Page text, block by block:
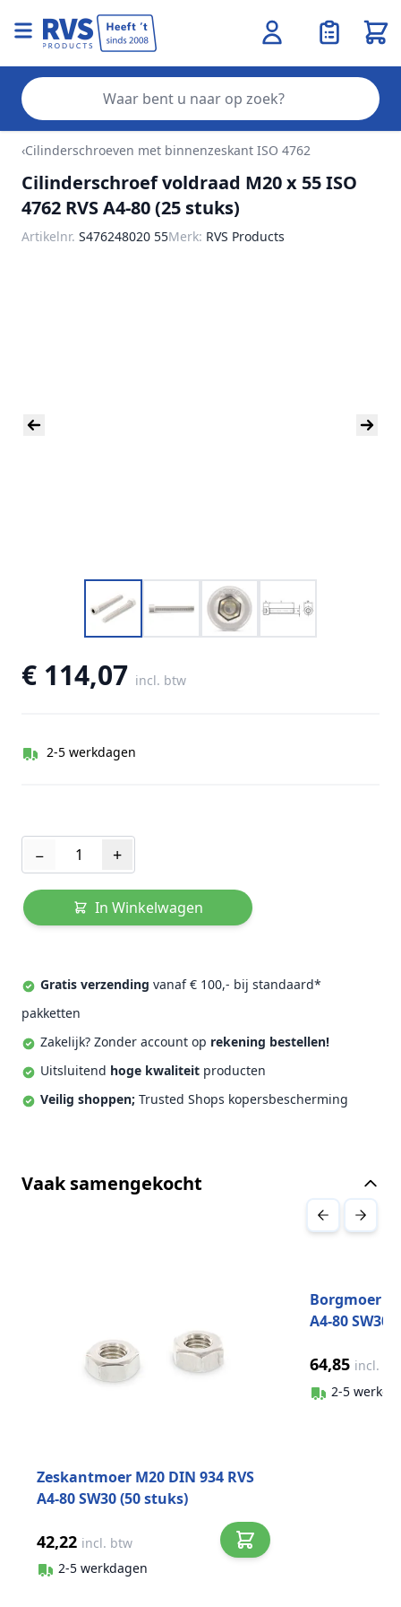
Ga naar de inhoud
‹Cilinderschroeven met binnenzeskant ISO 4762
Cilinderschroef voldraad M20 x 55 ISO
4762 RVS A4-80 (25 stuks)
Artikelnr. S476248020 55Merk: RVS Products
€ 114,07 incl. btw
2-5 werkdagen
− +
In Winkelwagen
Gratis verzending vanaf € 100,- bij standaard*
pakketten
Zakelijk? Zonder account op rekening bestellen!
Uitsluitend hoge kwaliteit producten
Veilig shoppen; Trusted Shops kopersbescherming
Vaak samengekocht
Zeskantmoer M20 DIN 934 RVS
A4-80 SW30 (50 stuks)
42,22 incl. btw
2-5 werkdagen
Borgmoer
A4-80 SW30
64,85 incl.
2-5